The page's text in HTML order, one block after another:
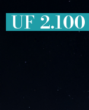
UF 2.100